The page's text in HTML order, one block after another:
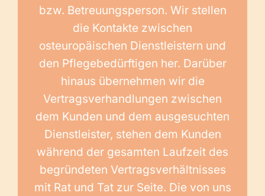
bzw. Betreuungsperson. Wir stellen
die Kontakte zwischen
osteuropäischen Dienstleistern und
den Pflegebedürftigen her. Darüber
hinaus übernehmen wir die
Vertragsverhandlungen zwischen
dem Kunden und dem ausgesuchten
Dienstleister, stehen dem Kunden
während der gesamten Laufzeit des
begründeten Vertragsverhältnisses
mit Rat und Tat zur Seite. Die von uns